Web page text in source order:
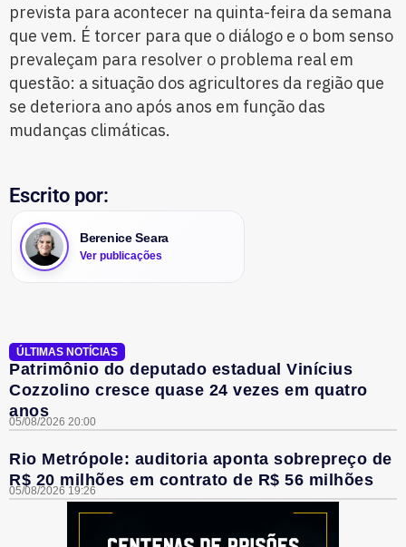
prevista para acontecer na quinta-feira da semana
que vem. É torcer para que o diálogo e o bom senso
prevaleçam para resolver o problema real em
questão: a situação dos agricultores da região que
se deteriora ano após anos em função das
mudanças climáticas.
Escrito por:
Berenice Seara
Ver publicações
ÚLTIMAS NOTÍCIAS
Patrimônio do deputado estadual Vinícius
Cozzolino cresce quase 24 vezes em quatro
anos
05/08/2026 20:00
Rio Metrópole: auditoria aponta sobrepreço de
R$ 20 milhões em contrato de R$ 56 milhões
05/08/2026 19:26